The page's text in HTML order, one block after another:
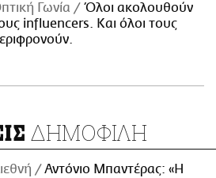
Γωνία
Όλοι ακολουθούν
influencers. Και όλοι τους
ΔΗΜΟΦΙΛΗ
Αντόνιο Μπαντέρας: «Η